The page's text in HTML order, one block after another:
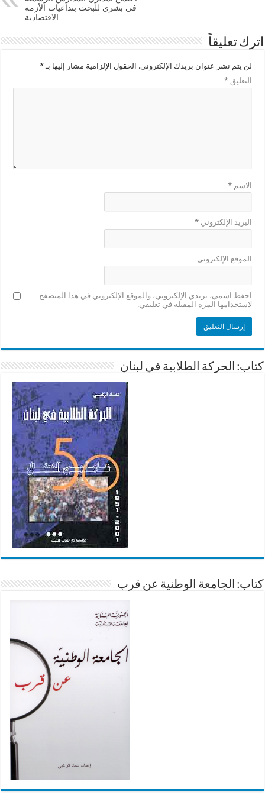
في بشري للبحث بتداعيات الأزمة
الاقتصادية
اترك تعليقاً
لن يتم نشر عنوان بريدك الإلكتروني. الحقول الإلزامية مشار إليها بـ*
التعليق*
الاسم*
البريد الإلكتروني*
الموقع الإلكتروني
احفظ اسمي، بريدي الإلكتروني، والموقع الإلكتروني في هذا المتصفح
لاستخدامها المرة المقبلة في تعليقي.
كتاب: الحركة الطلابية في لبنان
كتاب: الجامعة الوطنية عن قرب